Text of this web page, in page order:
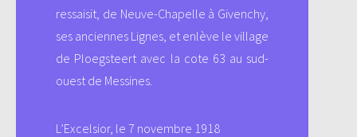
ressaisit, de Neuve-Chapelle à Givenchy,
ses anciennes Lignes, et enlève le village
de Ploegsteert avec la cote 63 au sud-
ouest de Messines.
L’Excelsior, le 7 novembre 1918